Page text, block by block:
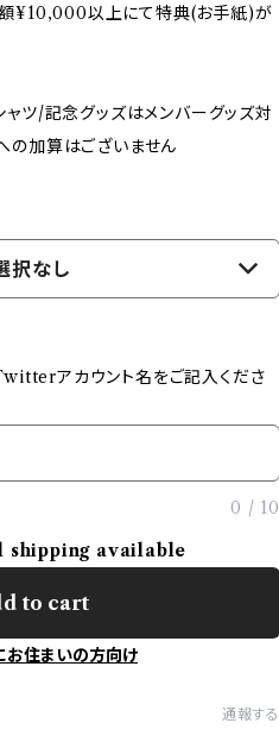
¥10,000以上にて特典(お手紙)が
ツ/記念グッズはメンバーグッズ対
の加算はございません
択なし
アカウント名をご記入くださ
0 / 10
available
to cart
お住まいの方向け
通報する